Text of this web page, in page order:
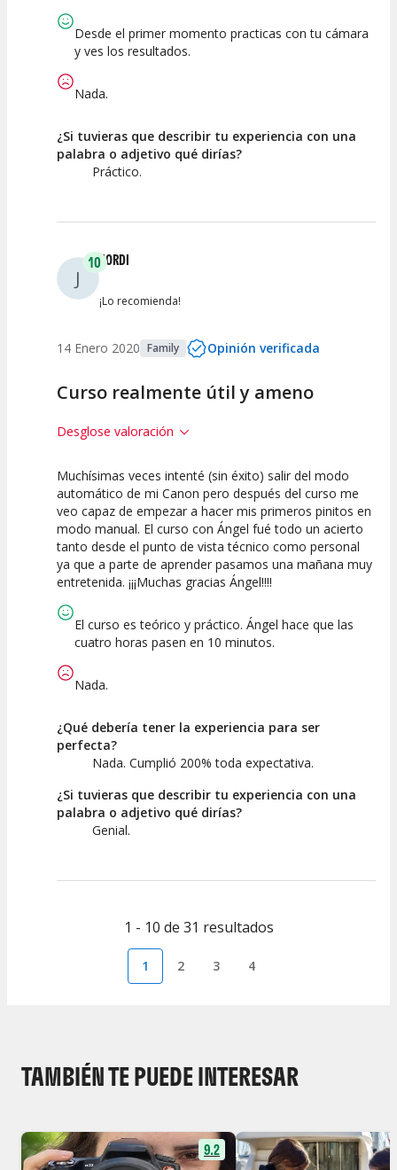
Desde el primer momento practicas con tu cámara
y ves los resultados.
Nada.
¿Si tuvieras que describir tu experiencia con una
palabra o adjetivo qué dirías?
Práctico.
J
10JORDI
¡Lo recomienda!
14 Enero 2020 Family Opinión verificada
Curso realmente útil y ameno
Desglose valoración
10
Calidad de la
Actividad
10
Atención del
Personal /
Guia
Muchísimas veces intenté (sin éxito) salir del modo
automático de mi Canon pero después del curso me
veo capaz de empezar a hacer mis primeros pinitos en
modo manual. El curso con Ángel fué todo un acierto
tanto desde el punto de vista técnico como personal
ya que a parte de aprender pasamos una mañana muy
entretenida. ¡¡¡Muchas gracias Ángel!!!!
El curso es teórico y práctico. Ángel hace que las
cuatro horas pasen en 10 minutos.
Nada.
¿Qué debería tener la experiencia para ser
perfecta?
Nada. Cumplió 200% toda expectativa.
¿Si tuvieras que describir tu experiencia con una
palabra o adjetivo qué dirías?
Genial.
1 - 10 de 31 resultados
1 2 3 4
TAMBIÉN TE PUEDE INTERESAR
9.2